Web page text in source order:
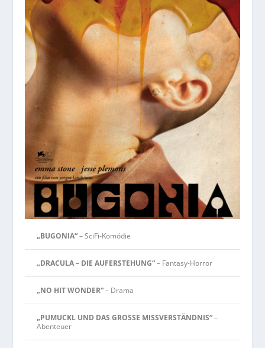
„BUGONIA“– SciFi-Komödie
„DRACULA – DIE AUFERSTEHUNG“– Fantasy-Horror
„NO HIT WONDER“– Drama
„PUMUCKL UND DAS GROSSE MISSVERSTÄNDNIS“–
Abenteuer